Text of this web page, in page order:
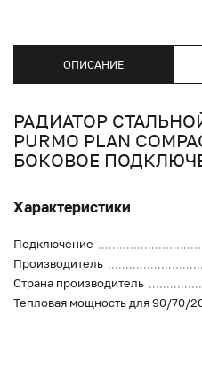
ОПИСАНИЕ
РАДИАТОР
PURMO PLAN
БОКОВОЕ
Характеристики
Подключение
Производитель
Страна производитель
Тепловая мощность для 90/70/